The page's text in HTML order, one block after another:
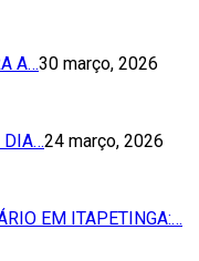
A…30 março, 2026
DIA…24 março, 2026
EM ITAPETINGA:…